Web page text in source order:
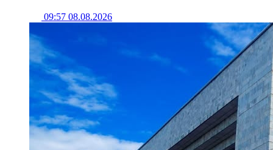
09:57 08.08.2026